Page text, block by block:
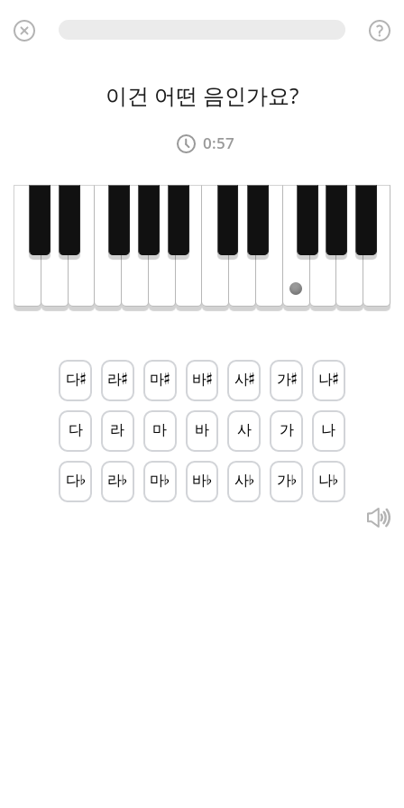
이건 어떤 음인가요?
0:57
다♯ 라♯ 마♯ 바♯ 사♯ 가♯ 나♯
다 라 마 바 사 가 나
다♭ 라♭ 마♭ 바♭ 사♭ 가♭ 나♭